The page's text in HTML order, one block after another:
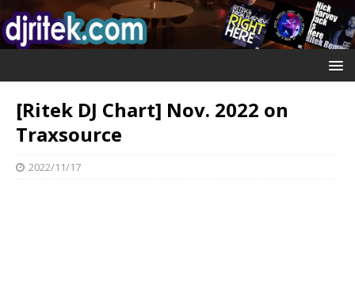
[Ritek DJ Chart] Nov. 2022 on
Traxsource
2022/11/17